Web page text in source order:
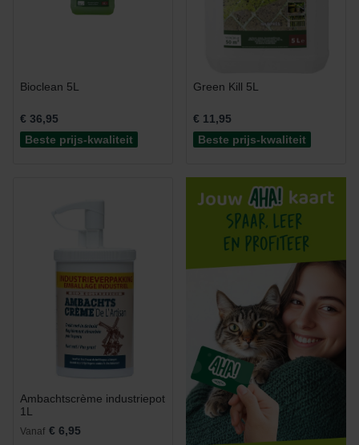
Bioclean 5L
€ 36,95
Beste prijs-kwaliteit
Green Kill 5L
€ 11,95
Beste prijs-kwaliteit
Ambachtscrème industriepot
1L
Vanaf € 6,95